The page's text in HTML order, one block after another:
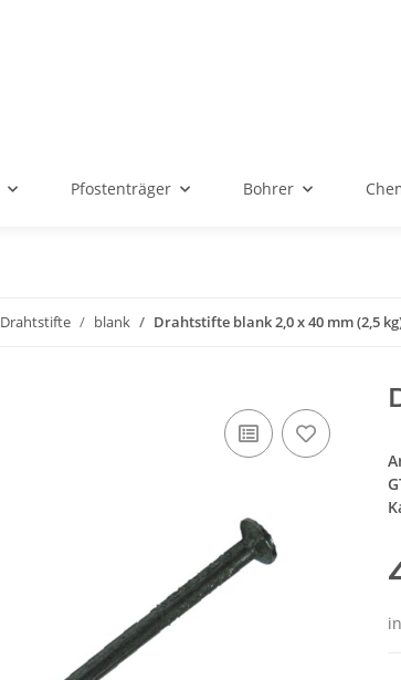
Pfostenträger Bohrer
Drahtstifte blank Drahtstifte blank 2,0 x 40 mm (2,5